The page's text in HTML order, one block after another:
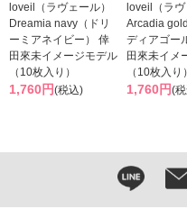
loveil（ラヴェール）
Dreamia navy（ドリ
ーミアネイビー） 倖
田來未イメージモデル
（10枚入り）
1,760円(税込)
loveil（ラヴ
Arcadia
ディアゴー
田來未イメ
（10枚入り）
1,760円(